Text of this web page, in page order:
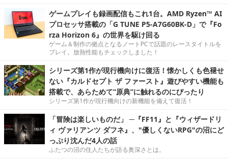
ゲームプレイも録画配信もこれ1台。AMD Ryzen™ AI
プロセッサ搭載の「G TUNE P5-A7G60BK-D」で『Fo
rza Horizon 6』の世界を駆け回る
ゲーム＆制作の拠点となるノートPCで話題のレースタイトルを
プレイ。放熱性能もチェックしました！
シリーズ第1作が現行機向けに復活！懐かしくも色褪せ
ない『カルドセプト ザ ファースト』遊びやすい機能も
搭載で、あらためて“原典”に触れるのにぴったり
シリーズ第1作が現行機向けの新機能を備えて復活！
「冒険は楽しいものだ」 ─『FF11』と『ウィザードリ
ィ ヴァリアンツ ダフネ』、"優しくないRPG"の沼にど
っぷり沈んだ4人の話
ふたつの沼の住人たちが語る奥深さとは。